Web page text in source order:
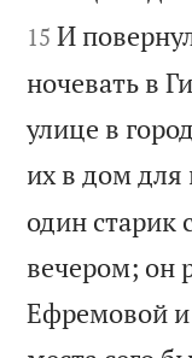
15 И
ночевать в
улице в
их в дом для
один старик
вечером; он
Ефремовой